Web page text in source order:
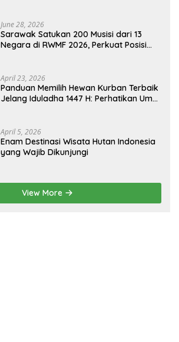
June 28, 2026
Sarawak Satukan 200 Musisi dari 13
Negara di RWMF 2026, Perkuat Posisi
April 23, 2026
Panduan Memilih Hewan Kurban Terbaik
Jelang Iduladha 1447 H: Perhatikan Umur
April 5, 2026
Enam Destinasi Wisata Hutan Indonesia
yang Wajib Dikunjungi
View More